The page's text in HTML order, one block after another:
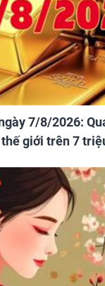
7/8/2026:
giới trên 7